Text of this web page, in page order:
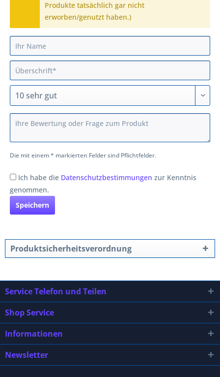
Produkte tatsächlich gar nicht
erworben/genutzt haben.)
Die mit einem * markierten Felder sind Pflichtfelder.
Ich habe die Datenschutzbestimmungen zur Kenntnis
genommen.
Speichern
Produktsicherheitsverordnung
Service Telefon und Teilen
Shop Service
Informationen
Newsletter